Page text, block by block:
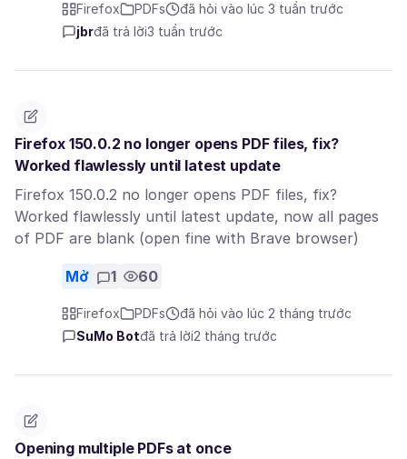
Firefox PDFs
đã hỏi vào lúc 3 tuần trước
jbrđã trả lời3 tuần trước
Firefox 150.0.2 no longer opens PDF files, fix?
Worked flawlessly until latest update
Firefox 150.0.2 no longer opens PDF files, fix?
Worked flawlessly until latest update, now all pages
of PDF are blank (open fine with Brave browser)
Mở 1 60
Firefox PDFs
đã hỏi vào lúc 2 tháng trước
SuMo Botđã trả lời2 tháng trước
Opening multiple PDFs at once